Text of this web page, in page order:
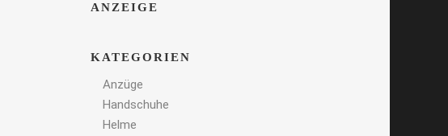
ANZEIGE
KATEGORIEN
Anzüge
Handschuhe
Helme